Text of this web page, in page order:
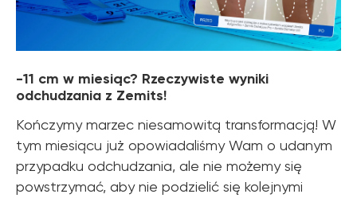
-11 cm w miesiąc? Rzeczywiste wyniki
odchudzania z Zemits!
Kończymy marzec niesamowitą transformacją! W
tym miesiącu już opowiadaliśmy Wam o udanym
przypadku odchudzania, ale nie możemy się
powstrzymać, aby nie podzielić się kolejnymi